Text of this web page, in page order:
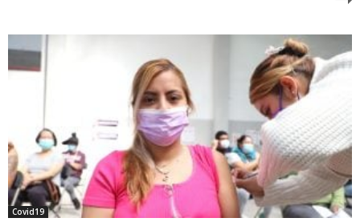
Covid19